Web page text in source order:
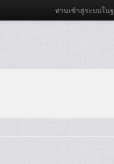
ท่านเข้าสู่ระบบใน